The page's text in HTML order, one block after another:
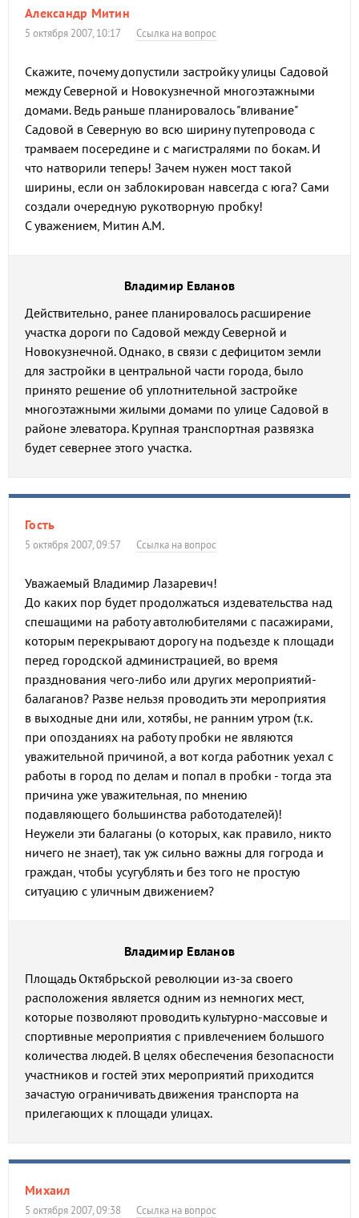
Александр Митин
5 октября 2007, 10:17 Ссылка на вопрос
Скажите, почему допустили застройку улицы Садовой
между Северной и Новокузнечной многоэтажными
домами. Ведь раньше планировалось "вливание"
Садовой в Северную во всю ширину путепровода с
трамваем посередине и с магистралями по бокам. И
что натворили теперь! Зачем нужен мост такой
ширины, если он заблокирован навсегда с юга? Сами
создали очередную рукотворную пробку!
С уважением, Митин А.М.
Владимир Евланов
Действительно, ранее планировалось расширение
участка дороги по Садовой между Северной и
Новокузнечной. Однако, в связи с дефицитом земли
для застройки в центральной части города, было
принято решение об уплотнительной застройке
многоэтажными жилыми домами по улице Садовой в
районе элеватора. Крупная транспортная развязка
будет севернее этого участка.
Гость
5 октября 2007, 09:57 Ссылка на вопрос
Уважаемый Владимир Лазаревич!
До каких пор будет продолжаться издевательства над
спешащими на работу автолюбителями с пасажирами,
которым перекрывают дорогу на подъезде к площади
перед городской администрацией, во время
празднования чего-либо или других мероприятий-
балаганов? Разве нельзя проводить эти мероприятия
в выходные дни или, хотябы, не ранним утром (т.к.
при опозданиях на работу пробки не являются
уважительной причиной, а вот когда работник уехал с
работы в город по делам и попал в пробки - тогда эта
причина уже уважительная, по мнению
подавляющего большинства работодателей)!
Неужели эти балаганы (о которых, как правило, никто
ничего не знает), так уж сильно важны для гогрода и
граждан, чтобы усугублять и без того не простую
ситуацию с уличным движением?
Владимир Евланов
Площадь Октябрьской революции из-за своего
расположения является одним из немногих мест,
которые позволяют проводить культурно-массовые и
спортивные мероприятия с привлечением большого
количества людей. В целях обеспечения безопасности
участников и гостей этих мероприятий приходится
зачастую ограничивать движения транспорта на
прилегающих к площади улицах.
Михаил
5 октября 2007, 09:38 Ссылка на вопрос